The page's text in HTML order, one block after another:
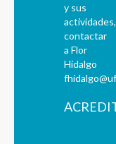
y sus
actividades,
contactar
a Flor
Hidalgo